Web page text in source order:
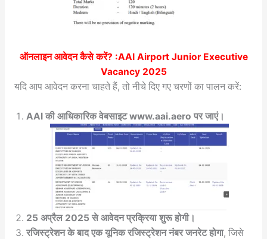
ऑनलाइन आवेदन कैसे करें? :AAI Airport Junior Executive
Vacancy 2025
यदि आप आवेदन करना चाहते हैं, तो नीचे दिए गए चरणों का पालन करें:
AAI की आधिकारिक वेबसाइट www.aai.aero पर जाएं।
25 अप्रैल 2025 से आवेदन प्रक्रिया शुरू होगी।
रजिस्ट्रेशन के बाद एक यूनिक रजिस्ट्रेशन नंबर जनरेट होगा, जिसे